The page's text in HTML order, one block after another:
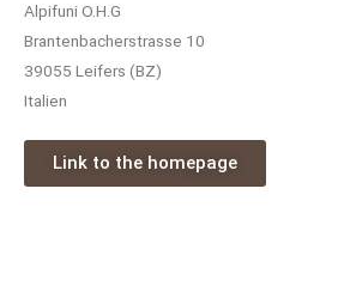
Alpifuni O.H.G
Brantenbacherstrasse 10
39055 Leifers (BZ)
Italien
Link to the homepage